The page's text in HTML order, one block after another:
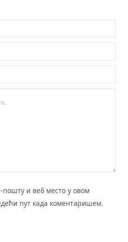
пошту и веб место у овом
пут када коментаришем.